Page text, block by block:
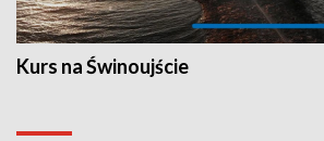
Kurs na Świnoujście